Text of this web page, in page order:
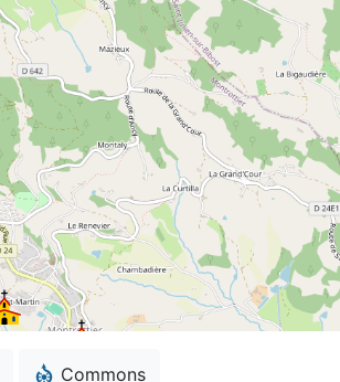
Commons